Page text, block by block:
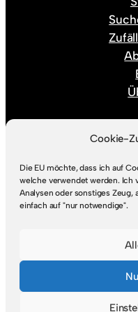
Cookie-
Die EU möchte, dass ich auf
welche verwendet werden. Ich
Analysen oder sonstiges Zeug,
einfach auf "nur notwendige".